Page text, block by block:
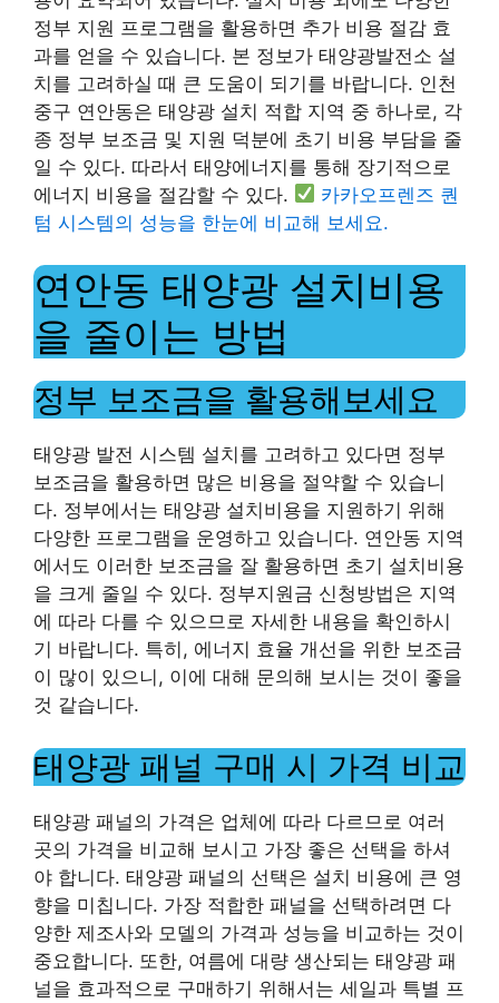
정부 지원 프로그램을 활용하면 추가 비용 절감 효
과를 얻을 수 있습니다. 본 정보가 태양광발전소 설
치를 고려하실 때 큰 도움이 되기를 바랍니다. 인천
중구 연안동은 태양광 설치 적합 지역 중 하나로, 각
종 정부 보조금 및 지원 덕분에 초기 비용 부담을 줄
일 수 있다. 따라서 태양에너지를 통해 장기적으로
에너지 비용을 절감할 수 있다.
카카오프렌즈 퀀
텀 시스템의 성능을 한눈에 비교해 보세요.
연안동 태양광 설치비용
을 줄이는 방법
정부 보조금을 활용해보세요
태양광 발전 시스템 설치를 고려하고 있다면 정부
보조금을 활용하면 많은 비용을 절약할 수 있습니
다. 정부에서는 태양광 설치비용을 지원하기 위해
다양한 프로그램을 운영하고 있습니다. 연안동 지역
에서도 이러한 보조금을 잘 활용하면 초기 설치비용
을 크게 줄일 수 있다. 정부지원금 신청방법은 지역
에 따라 다를 수 있으므로 자세한 내용을 확인하시
기 바랍니다. 특히, 에너지 효율 개선을 위한 보조금
이 많이 있으니, 이에 대해 문의해 보시는 것이 좋을
것 같습니다.
태양광 패널 구매 시 가격 비교
태양광 패널의 가격은 업체에 따라 다르므로 여러
곳의 가격을 비교해 보시고 가장 좋은 선택을 하셔
야 합니다. 태양광 패널의 선택은 설치 비용에 큰 영
향을 미칩니다. 가장 적합한 패널을 선택하려면 다
양한 제조사와 모델의 가격과 성능을 비교하는 것이
중요합니다. 또한, 여름에 대량 생산되는 태양광 패
널을 효과적으로 구매하기 위해서는 세일과 특별 프